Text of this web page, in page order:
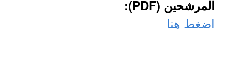
المرشحين (PDF):
اضغط هنا